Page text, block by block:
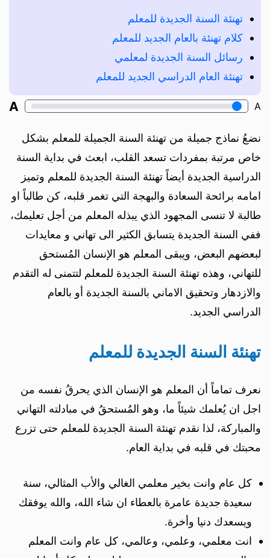
تهنئة السنة الجديدة للمعلم
كلام تهنئة بالعام الجديد للمعلم
رسائل السنة الجديدة لمعلمي
تهنئة العام الدراسي الجديد للمعلم
A
A
نضعُ نماذج جميلة من تهنئة السنة الجميلة للمعلم بشكل
خاص مرتبة بمفردات تسعد القلب، ابعث في بداية السنة
الدراسية الجديدة أيضاً تهنئة السنة الجديدة للمعلم وتميز
امامه برائحة السعادة والبهجة التي تغمر قلبه، كن طالباً او
طالبة لا تنسى المجهود الذي يبذله المعلم من أجل تعليمك،
ففي السنة الجديدة يتسابق الكثير الى تهاني و معايدات
لبعضهم البعض، ويبقى المعلم هو الإنسان المُستحق
للتهاني، وهذه تهنئة السنة الجديدة للمعلم لتتمنى له التقدم
والازدهار وتحقيق الاماني بالسنة الجديدة أو بالعام
الدراسي الجديد.
تهنئة السنة الجديدة للمعلم
نعرف تماماً أن المعلم هو الإنسان الذي يحرقُ نفسه من
اجل ان يُعلمك شيئاً ما، وهو المُستحقُ في مبادلته التهاني
والمباركة، لذا نقدم تهنئة السنة الجديدة للمعلم حتى تزرع
محبتك في قلبه في بداية العام.
كل عام وانت بخير معلمي الغالي والأب المثالي، سنة
سعيدة جديدة عامرة بالعطاء ان شاء الله، والله يوفقك
ويسعدك دنيا وأخرة.
انت معلمي، وعلمي، وعالمي، كل عام وانت المعلم